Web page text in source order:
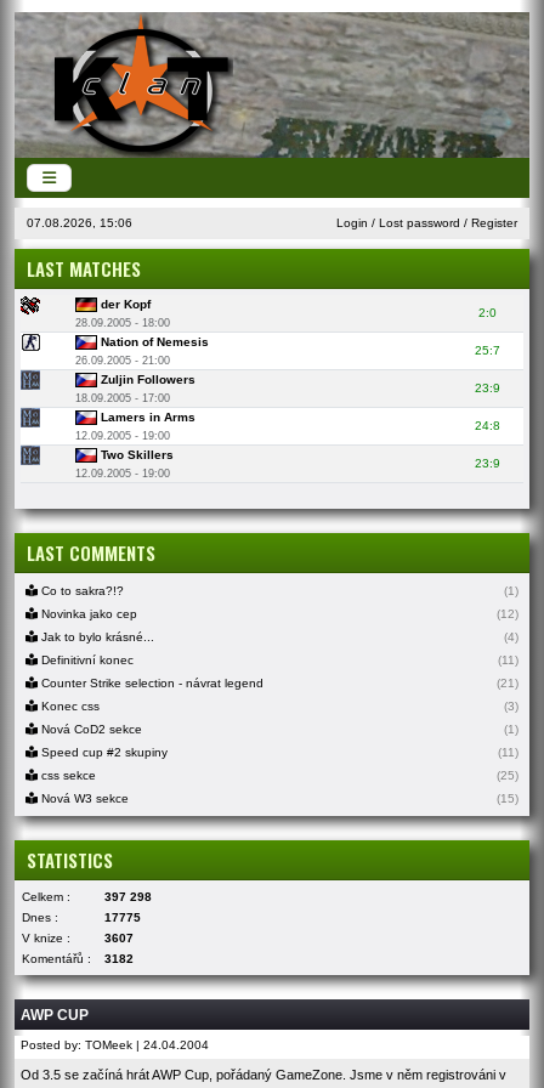
07.08.2026, 15:06 Login / Lost password / Register
LAST MATCHES
der Kopf
28.09.2005 - 18:00
2:0
Nation of Nemesis
26.09.2005 - 21:00
25:7
Zuljin Followers
18.09.2005 - 17:00
23:9
Lamers in Arms
12.09.2005 - 19:00
24:8
Two Skillers
12.09.2005 - 19:00
23:9
LAST COMMENTS
Co to sakra?!?
(1)
Novinka jako cep
(12)
Jak to bylo krásné...
(4)
Definitivní konec
(11)
Counter Strike selection - návrat legend
(21)
Konec css
(3)
Nová CoD2 sekce
(1)
Speed cup #2 skupiny
(11)
css sekce
(25)
Nová W3 sekce
(15)
STATISTICS
Celkem :
397 298
Dnes :
17775
V knize :
3607
Komentářů :
3182
AWP CUP
Posted by: TOMeek | 24.04.2004
Od 3.5 se začíná hrát AWP Cup, pořádaný GameZone. Jsme v něm registrováni v